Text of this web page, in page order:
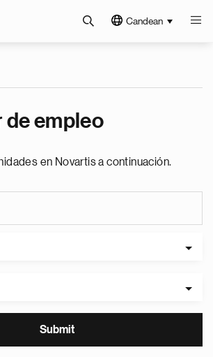
Candean
de empleo
en Novartis a continuación.